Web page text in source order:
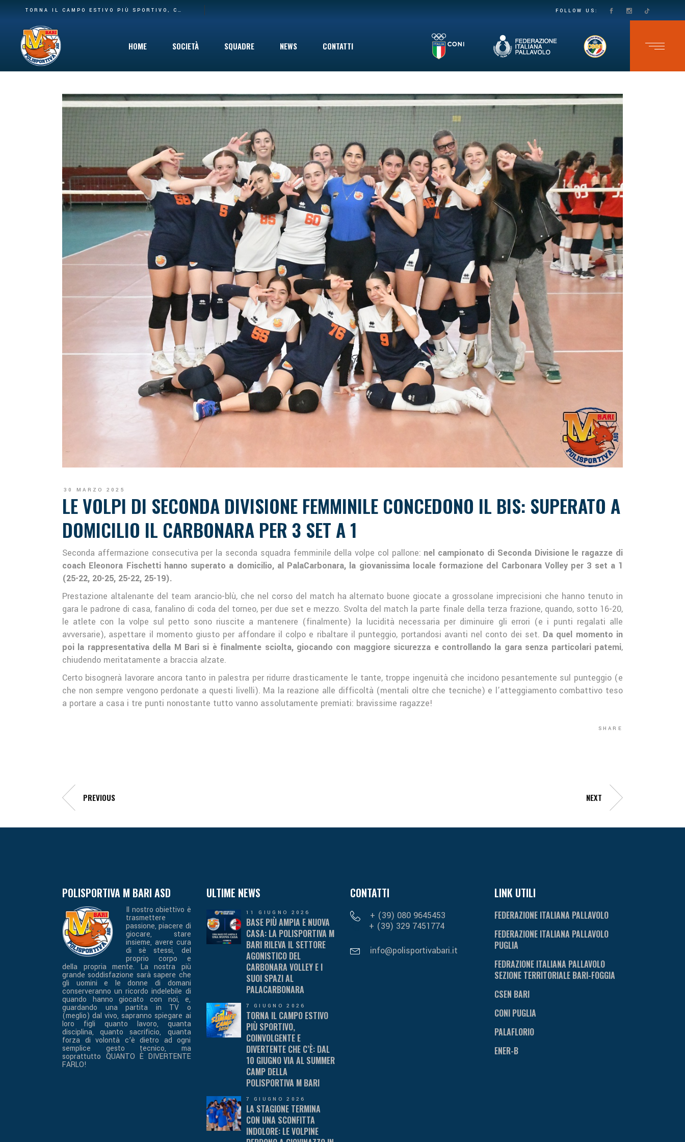
TORNA IL CAMPO ESTIVO PIÙ SPORTIVO, COINVOLGENTE E DIVERTENTE CHE C’È: DAL 10 GIUGNO VIA AL SUMMER CAMP DELLA POLISPORTIVA M BARI FOLLOW US:
HOME SOCIETÀ
Storia
Mission
Safeguarding
Cinque per Mille
Privacy Policy
SQUADRE NEWS CONTATTI
30 MARZO 2025
LE VOLPI DI SECONDA DIVISIONE FEMMINILE CONCEDONO IL BIS: SUPERATO A
DOMICILIO IL CARBONARA PER 3 SET A 1
Seconda affermazione consecutiva per la seconda squadra femminile della volpe col pallone: nel campionato di Seconda Divisione le ragazze di
coach Eleonora Fischetti hanno superato a domicilio, al PalaCarbonara, la giovanissima locale formazione del Carbonara Volley per 3 set a 1
(25-22, 20-25, 25-22, 25-19).
Prestazione altalenante del team arancio-blù, che nel corso del match ha alternato buone giocate a grossolane imprecisioni che hanno tenuto in
gara le padrone di casa, fanalino di coda del torneo, per due set e mezzo. Svolta del match la parte finale della terza frazione, quando, sotto 16-20,
le atlete con la volpe sul petto sono riuscite a mantenere (finalmente) la lucidità necessaria per diminuire gli errori (e i punti regalati alle
avversarie), aspettare il momento giusto per affondare il colpo e ribaltare il punteggio, portandosi avanti nel conto dei set. Da quel momento in
poi la rappresentativa della M Bari si è finalmente sciolta, giocando con maggiore sicurezza e controllando la gara senza particolari patemi,
chiudendo meritatamente a braccia alzate.
Certo bisognerà lavorare ancora tanto in palestra per ridurre drasticamente le tante, troppe ingenuità che incidono pesantemente sul punteggio (e
che non sempre vengono perdonate a questi livelli). Ma la reazione alle difficoltà (mentali oltre che tecniche) e l’atteggiamento combattivo teso
a portare a casa i tre punti nonostante tutto vanno assolutamente premiati: bravissime ragazze!
SHARE
PREVIOUS NEXT
POLISPORTIVA M BARI ASD
Il nostro obiettivo è
trasmettere
passione, piacere di
giocare, stare
insieme, avere cura
di sè stessi, del
proprio corpo e
della propria mente. La nostra più
grande soddisfazione sarà sapere che
gli uomini e le donne di domani
conserveranno un ricordo indelebile di
quando hanno giocato con noi, e,
guardando una partita in TV o
(meglio) dal vivo, sapranno spiegare ai
loro figli quanto lavoro, quanta
disciplina, quanto sacrificio, quanta
forza di volontà c’è dietro ad ogni
semplice gesto tecnico, ma
soprattutto QUANTO È DIVERTENTE
FARLO!
ULTIME NEWS
11 GIUGNO 2026
BASE PIÙ AMPIA E NUOVA
CASA: LA POLISPORTIVA M
BARI RILEVA IL SETTORE
AGONISTICO DEL
CARBONARA VOLLEY E I
SUOI SPAZI AL
PALACARBONARA
7 GIUGNO 2026
TORNA IL CAMPO ESTIVO
PIÙ SPORTIVO,
COINVOLGENTE E
DIVERTENTE CHE C’È: DAL
10 GIUGNO VIA AL SUMMER
CAMP DELLA
POLISPORTIVA M BARI
7 GIUGNO 2026
LA STAGIONE TERMINA
CON UNA SCONFITTA
INDOLORE: LE VOLPINE
CONTATTI
+ (39) 080 9645453
+ (39) 329 7451774
info@polisportivabari.it
LINK UTILI
FEDERAZIONE ITALIANA PALLAVOLO
FEDERAZIONE ITALIANA PALLAVOLO
PUGLIA
FEDRAZIONE ITALIANA PALLAVOLO
SEZIONE TERRITORIALE BARI-FOGGIA
CSEN BARI
CONI PUGLIA
PALAFLORIO
ENER-B